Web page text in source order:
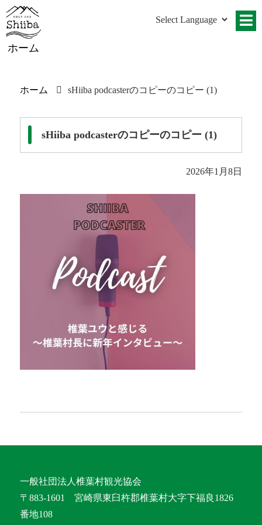
ホーム
ホーム sHiiba podcasterのコピーのコピー (1)
sHiiba podcasterのコピーのコピー (1)
2026年1月8日
一般社団法人椎葉村観光協会
〒883-1601 宮崎県東臼杵郡椎葉村大字下福良1826
番地108